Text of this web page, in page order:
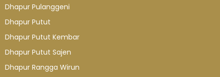
Dhapur Pulanggeni
Dhapur Putut
Dhapur Putut Kembar
Dhapur Putut Sajen
Dhapur Rangga Wirun